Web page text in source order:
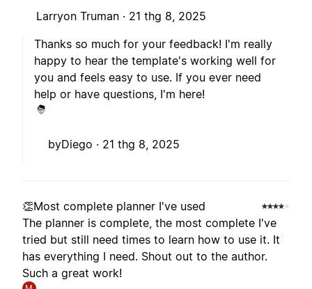
Larryon Truman · 21 thg 8, 2025
Thanks so much for your feedback! I'm really
happy to hear the template's working well for
you and feels easy to use. If you ever need
help or have questions, I'm here!
byDiego · 21 thg 8, 2025
👏Most complete planner I've used
The planner is complete, the most complete I've
tried but still need times to learn how to use it. It
has everything I need. Shout out to the author.
Such a great work!